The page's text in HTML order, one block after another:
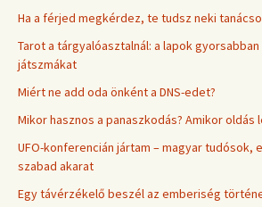
Ha a férjed megkérdez, te tudsz neki
Tarot a tárgyalóasztalnál: a lapok
játszmákat
Miért ne add oda önként a DNS-edet?
Mikor hasznos a panaszkodás? Amikor oldás
UFO-konferencián jártam – magyar tudósok,
szabad akarat
Egy távérzékelő beszél az emberiség